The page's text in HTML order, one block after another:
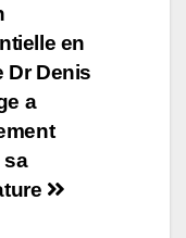
en
Dr Denis
a
sa